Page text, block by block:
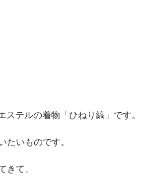
テルの着物「ひねり縞」です。
いものです。
て、